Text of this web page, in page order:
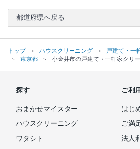
都道府県へ戻る
トップ ハウスクリーニング
戸建て・一
東京都
小金井市の戸建て・一軒家クリ
探す
おまかせマイスター
ハウスクリーニング
ワタシト
ご利
はじ
ご満
法人